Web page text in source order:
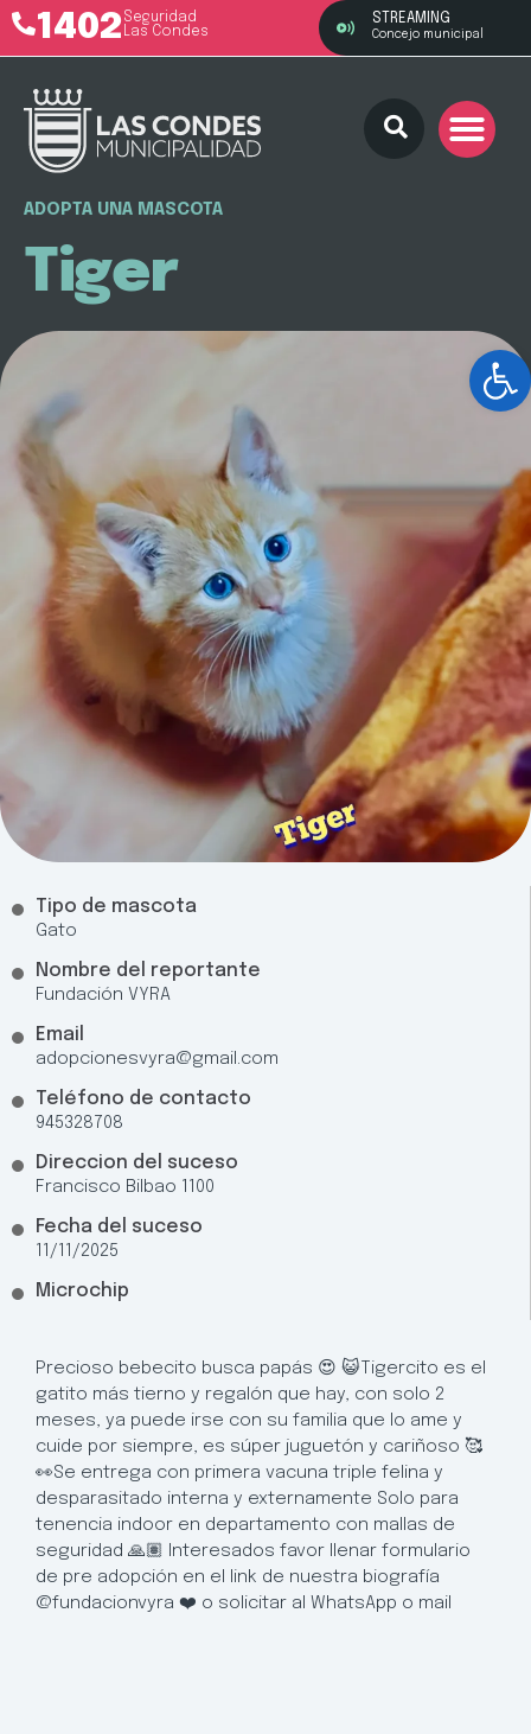
1402 Seguridad
Las Condes
STREAMING
Concejo municipal
ADOPTA UNA MASCOTA
Tiger
Tipo de mascota
Gato
Nombre del reportante
Fundación VYRA
Email
adopcionesvyra@gmail.com
Teléfono de contacto
945328708
Direccion del suceso
Francisco Bilbao 1100
Fecha del suceso
11/11/2025
Microchip
Precioso bebecito busca papás 😍 😺Tigercito es el
gatito más tierno y regalón que hay, con solo 2
meses, ya puede irse con su familia que lo ame y
cuide por siempre, es súper juguetón y cariñoso 🥰
👀Se entrega con primera vacuna triple felina y
desparasitado interna y externamente Solo para
tenencia indoor en departamento con mallas de
seguridad 🙏🏽 Interesados favor llenar formulario
de pre adopción en el link de nuestra biografía
@fundacionvyra ❤️ o solicitar al WhatsApp o mail